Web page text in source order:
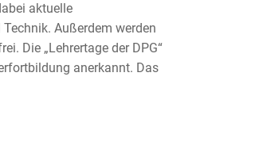
aktuelle
Außerdem werden
Die „Lehrertage der DPG“
anerkannt. Das